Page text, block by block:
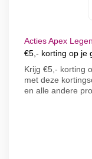
Acties Apex
€5,- korting op je
Krijg €5,- korting
met deze
en alle andere